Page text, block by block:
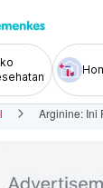
Arginine: Ini